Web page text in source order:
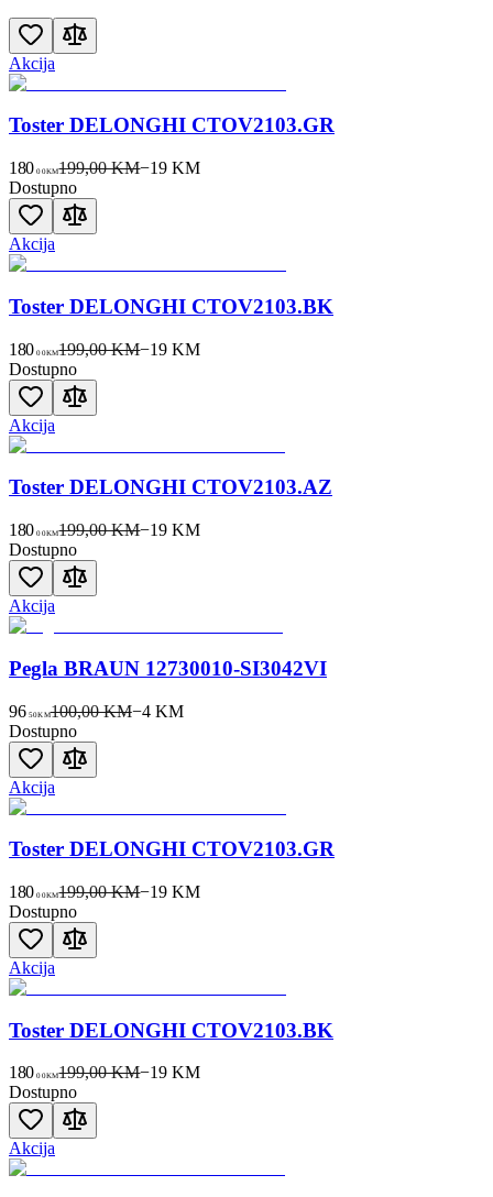
Akcija
Toster DELONGHI CTOV2103.GR
180 00KM199,00 KM−19 KM
Dostupno
Akcija
Toster DELONGHI CTOV2103.BK
180 00KM199,00 KM−19 KM
Dostupno
Akcija
Toster DELONGHI CTOV2103.AZ
180 00KM199,00 KM−19 KM
Dostupno
Akcija
Pegla BRAUN 12730010-SI3042VI
96 50KM100,00 KM−4KM
Dostupno
Akcija
Toster DELONGHI CTOV2103.GR
180 00KM199,00 KM−19 KM
Dostupno
Akcija
Toster DELONGHI CTOV2103.BK
180 00KM199,00 KM−19 KM
Dostupno
Akcija